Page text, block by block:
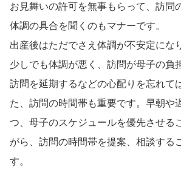
お見舞いの許可を無事もらって、訪問
体調の具合を聞くのもマナーです。
出産後はただでさえ体調が不安定にな
少しでも体調が悪く、訪問が母子の負
訪問を延期するなどの心配りを忘れて
た、訪問の時間帯も重要です。早朝や
つ、母子のスケジュールを優先させる
がら、訪問の時間帯を提案、相談する
す。